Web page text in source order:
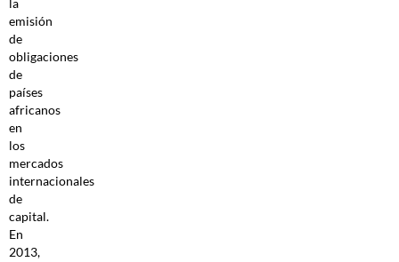
emisión
de
obligaciones
de
países
africanos
en
los
mercados
internacionales
de
capital.
En
2013,